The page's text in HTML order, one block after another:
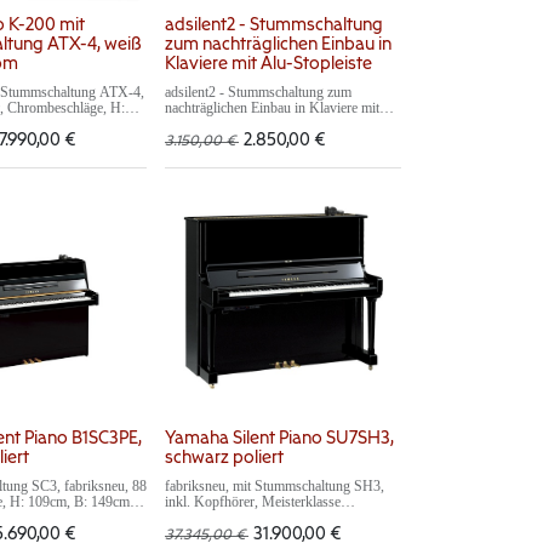
K-200 mit
ATX-4, weiß
ATX-4,
H:
Fichte massiv, 5 Jahre
7.990,00 €
adsilent2 - Stummschaltung
zum nachträglichen Einbau in
Klaviere mit Alu-Stopleiste
adsilent2 - Stummschaltung zum
nachträglichen Einbau in Klaviere mit
3.150,00€ 2.850,00 €
Piano B1SC3PE,
SC3, fabriksneu, 88
H: 109cm, B: 149cm,
unter:
€
Yamaha Silent Piano SU7SH3,
schwarz poliert
fabriksneu, mit Stummschaltung SH3,
inkl. Kopfhörer, Meisterklasse
H: 131cm, B: 154cm, T: 67cm, 10 Jahre
37.345,00€ 31.900,00 €